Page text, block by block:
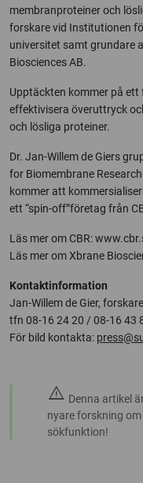
membranproteiner och
forskare vid Institutionen
universitet samt grundare
Biosciences AB.
Upptäckten kommer på
effektivisera överuttryck
och lösliga proteiner.
Dr. Jan-Willem de Giers
for Biomembrane
kommer att
ett “spin-off”företag från
Läs mer om CBR:
Läs mer om Xbrane
Kontaktinformation
Jan-Willem de Gier,
tfn 08-16 24 20 / 08-16 43
För bild kontakta:
warning Denna artikel
nyare forskning
sökfunktion!